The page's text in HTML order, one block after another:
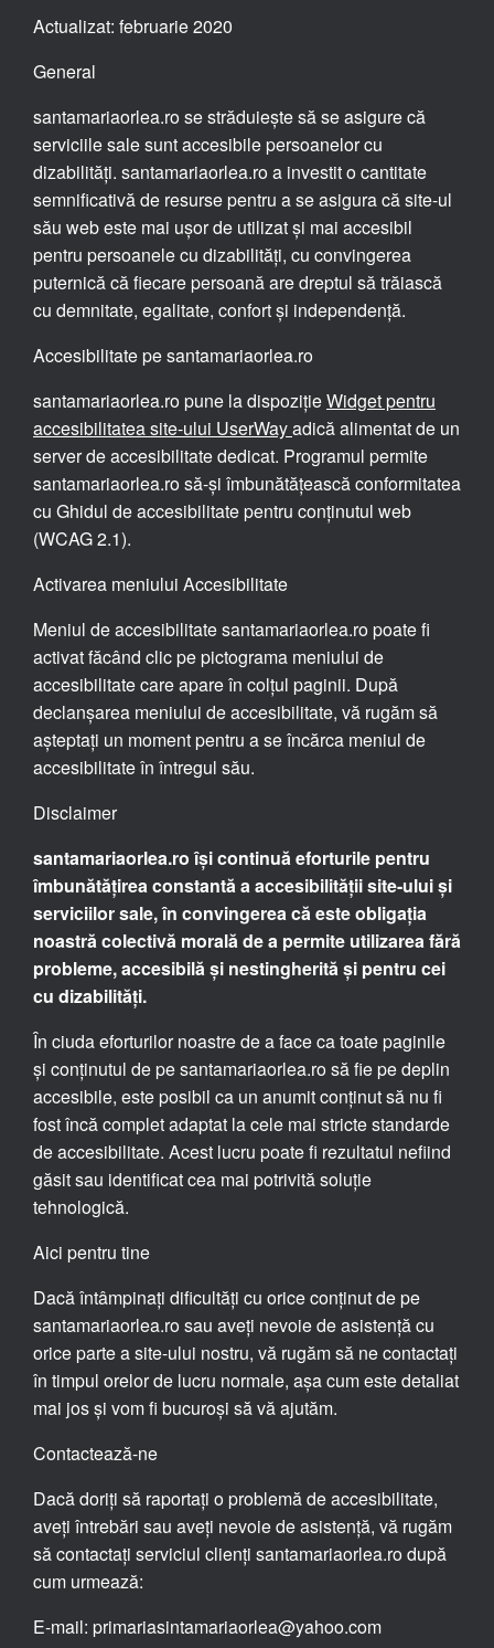
Actualizat: februarie 2020
General
santamariaorlea.ro se străduiește să se asigure că
serviciile sale sunt accesibile persoanelor cu
dizabilități. santamariaorlea.ro a investit o cantitate
semnificativă de resurse pentru a se asigura că site-ul
său web este mai ușor de utilizat și mai accesibil
pentru persoanele cu dizabilități, cu convingerea
puternică că fiecare persoană are dreptul să trăiască
cu demnitate, egalitate, confort și independență.
Accesibilitate pe santamariaorlea.ro
santamariaorlea.ro pune la dispozițieWidget pentru
accesibilitatea site-ului UserWayadică alimentat de un
server de accesibilitate dedicat. Programul permite
santamariaorlea.ro să-și îmbunătățească conformitatea
cu Ghidul de accesibilitate pentru conținutul web
(WCAG 2.1).
Activarea meniului Accesibilitate
Meniul de accesibilitate santamariaorlea.ro poate fi
activat făcând clic pe pictograma meniului de
accesibilitate care apare în colțul paginii. După
declanșarea meniului de accesibilitate, vă rugăm să
așteptați un moment pentru a se încărca meniul de
accesibilitate în întregul său.
Disclaimer
santamariaorlea.ro își continuă eforturile pentru
îmbunătățirea constantă a accesibilității site-ului și
serviciilor sale, în convingerea că este obligația
noastră colectivă morală de a permite utilizarea fără
probleme, accesibilă și nestingherită și pentru cei
cu dizabilități.
În ciuda eforturilor noastre de a face ca toate paginile
și conținutul de pe santamariaorlea.ro să fie pe deplin
accesibile, este posibil ca un anumit conținut să nu fi
fost încă complet adaptat la cele mai stricte standarde
de accesibilitate. Acest lucru poate fi rezultatul nefiind
găsit sau identificat cea mai potrivită soluție
tehnologică.
Aici pentru tine
Dacă întâmpinați dificultăți cu orice conținut de pe
santamariaorlea.ro sau aveți nevoie de asistență cu
orice parte a site-ului nostru, vă rugăm să ne contactați
în timpul orelor de lucru normale, așa cum este detaliat
mai jos și vom fi bucuroși să vă ajutăm.
Contactează-ne
Dacă doriți să raportați o problemă de accesibilitate,
aveți întrebări sau aveți nevoie de asistență, vă rugăm
să contactați serviciul clienți santamariaorlea.ro după
cum urmează:
E-mail: primariasintamariaorlea@yahoo.com